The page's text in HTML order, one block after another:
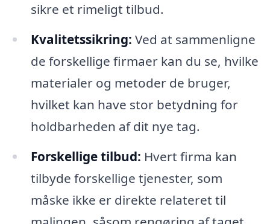
sikre et rimeligt tilbud.
Kvalitetssikring: Ved at sammenligne
de forskellige firmaer kan du se, hvilke
materialer og metoder de bruger,
hvilket kan have stor betydning for
holdbarheden af dit nye tag.
Forskellige tilbud: Hvert firma kan
tilbyde forskellige tjenester, som
måske ikke er direkte relateret til